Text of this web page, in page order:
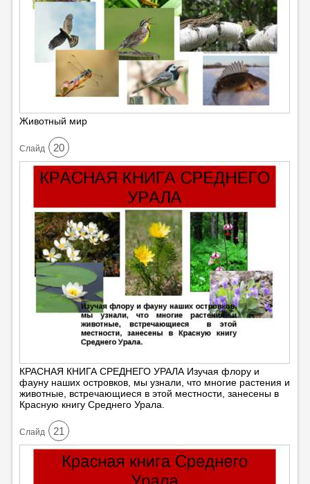
Животный мир
Cлайд 20
КРАСНАЯ КНИГА СРЕДНЕГО УРАЛА Изучая флору и
фауну наших островков, мы узнали, что многие растения и
животные, встречающиеся в этой местности, занесены в
Красную книгу Среднего Урала.
Cлайд 21